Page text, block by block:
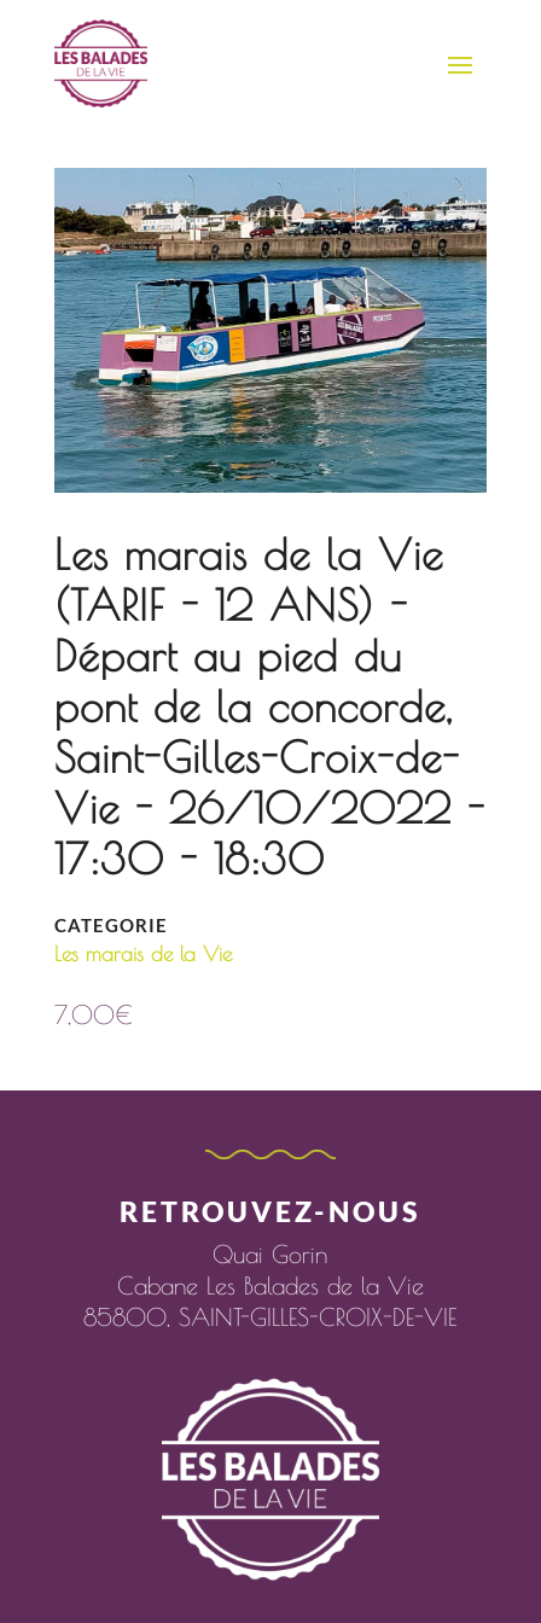
Les marais de la Vie
(TARIF - 12 ANS) -
Départ au pied du
pont de la concorde,
Saint-Gilles-Croix-de-
Vie - 26/10/2022 -
17:30 - 18:30
CATEGORIE
Les marais de la Vie
7,00€
RETROUVEZ-NOUS
Quai Gorin
Cabane Les Balades de la Vie
85800,SAINT-GILLES-CROIX-DE-VIE